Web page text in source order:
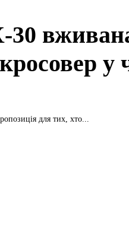
30
у
для тих, хто...